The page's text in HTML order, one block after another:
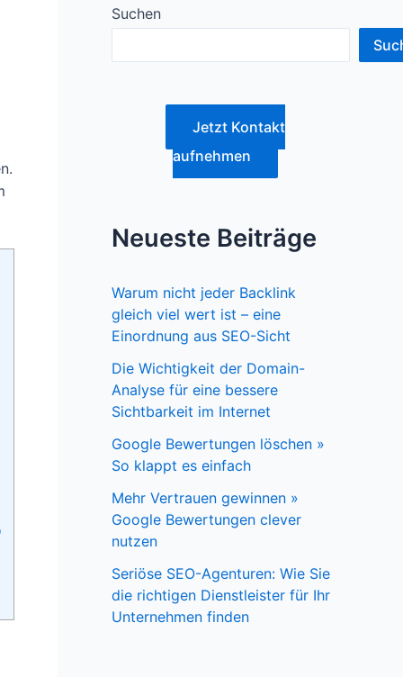
Suchen
Jetzt Kontakt
aufnehmen
Neueste Beiträge
Warum nicht jeder Backlink
gleich viel wert ist – eine
Einordnung aus SEO-Sicht
Die Wichtigkeit der Domain-
Analyse für eine bessere
Sichtbarkeit im Internet
Google Bewertungen löschen »
So klappt es einfach
Mehr Vertrauen gewinnen »
Google Bewertungen clever
nutzen
Seriöse SEO-Agenturen: Wie Sie
die richtigen Dienstleister für Ihr
Unternehmen finden